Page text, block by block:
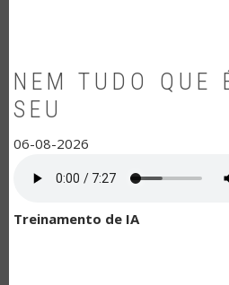
NEM TUDO QUE
SEU
06-08-2026
Treinamento de IA